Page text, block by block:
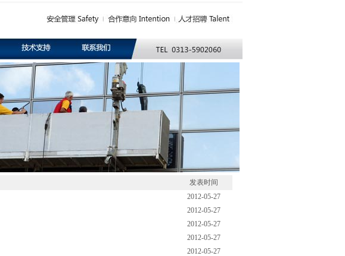
发表时间
2012-05-27
2012-05-27
2012-05-27
2012-05-27
2012-05-27